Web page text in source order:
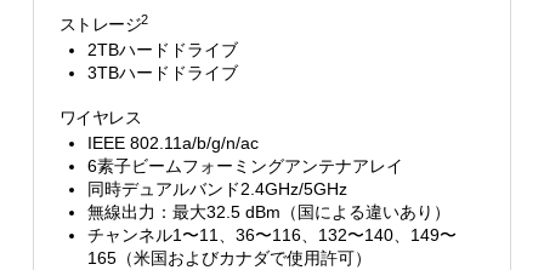
ストレージ2
2TBハードドライブ
3TBハードドライブ
ワイヤレス
IEEE 802.11a/b/g/n/ac
6素子ビームフォーミングアンテナアレイ
同時デュアルバンド2.4GHz/5GHz
無線出力：最大32.5 dBm（国による違いあり）
チャンネル1〜11、36〜116、132〜140、149〜
165（米国およびカナダで使用許可）